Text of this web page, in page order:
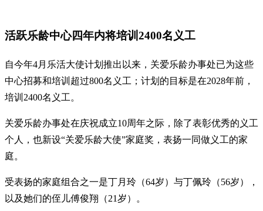
活跃乐龄中心四年内将培训2400名义工
自今年4月乐活大使计划推出以来，关爱乐龄办事处已为这些
中心招募和培训超过800名义工；计划的目标是在2028年前，
培训2400名义工。
关爱乐龄办事处在庆祝成立10周年之际，除了表彰优秀的义工
个人，也新设“关爱乐龄大使”家庭奖，表扬一同做义工的家
庭。
受表扬的家庭组合之一是丁月玲（64岁）与丁佩玲（56岁），
以及她们的侄儿傅俊翔（21岁）。